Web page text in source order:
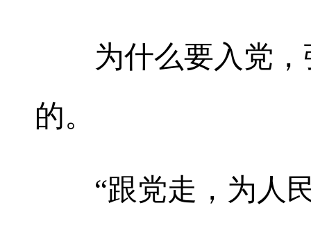
为什么要入党，
的。
“跟党走，为人民